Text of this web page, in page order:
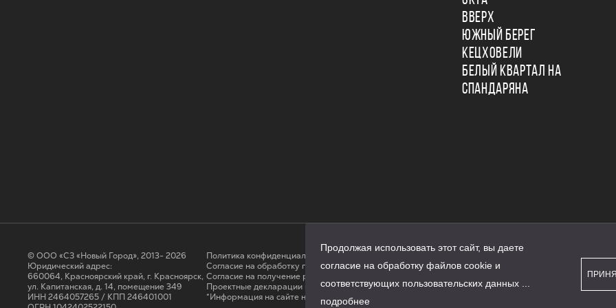
ВВЕРХ
ЮЖНЫЙ БЕРЕГ
КЕЦХОВЕЛИ
БЕЛЫЙ КВАРТАЛ НА
СПАНДАРЯНА
© ООО «СЗ «Новый Город», 2013- 2026
Юридический адрес:
660064, Красноярский край, г. Красноярск,
ул. Капитанская, д. 14, помещение 349
ИНН 2464057265 / КПП 246401001
Политика конфиденциальности
Согласие на обработку персональных данных
Cогласие на получение рассылки
Проектные декларации на сайте наш.дом.рф
*Информация на сайте не является публичной офертой
Продолжая использовать этот сайт, вы даете
согласие на обработку файлов cookie и
соответствующих пользовательских данных
подробнее